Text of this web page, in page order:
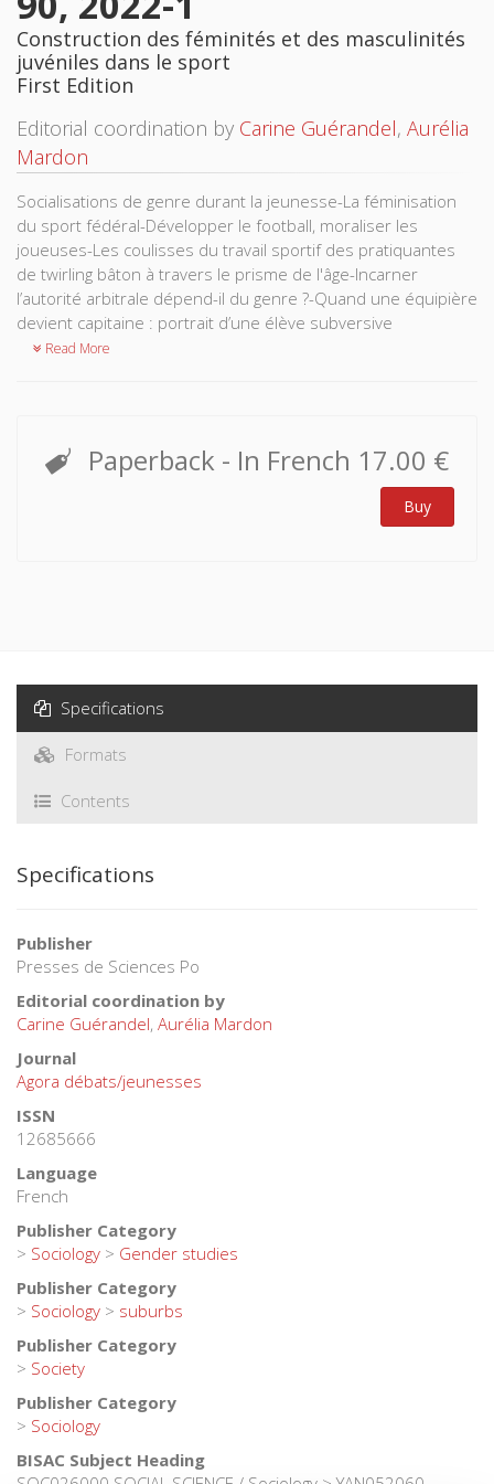
Construction des féminités et des masculinités
juvéniles dans le sport
First Edition
Editorial coordination by Carine Guérandel, Aurélia
Mardon
Socialisations de genre durant la jeunesse-La féminisation
du sport fédéral-Développer le football, moraliser les
joueuses-Les coulisses du travail sportif des pratiquantes
de twirling bâton à travers le prisme de l'âge-Incarner
l’autorité arbitrale dépend-il du genre ?-Quand une équipière
devient capitaine : portrait d’une élève subversive
Read More
Paperback - In French 17.00 €
Buy
Specifications
Formats
Contents
Specifications
Publisher
Presses de Sciences Po
Editorial coordination by
Carine Guérandel, Aurélia Mardon
Journal
Agora débats/jeunesses
ISSN
12685666
Language
French
Publisher Category
> Sociology > Gender studies
Publisher Category
> Sociology > suburbs
Publisher Category
> Society
Publisher Category
> Sociology
BISAC Subject Heading